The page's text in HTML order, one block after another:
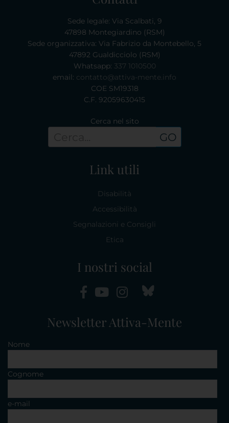
Sede legale: Via Scalbati, 9
47898 Montegiardino (RSM)
Sede organizzativa: Via Fabrizio da Montebello, 5
47892 Gualdicciolo (RSM)
Whatsapp: 337 1010500
email: contatto@attiva-mente.info
COE SM19318
C.F. 92059630415
Cerca nel sito
GO
Link utili
Disabilità
Accessibilità
Segnalazioni e Consigli
Etica
I nostri social
Newsletter Attiva-Mente
Nome
Cognome
e-mail